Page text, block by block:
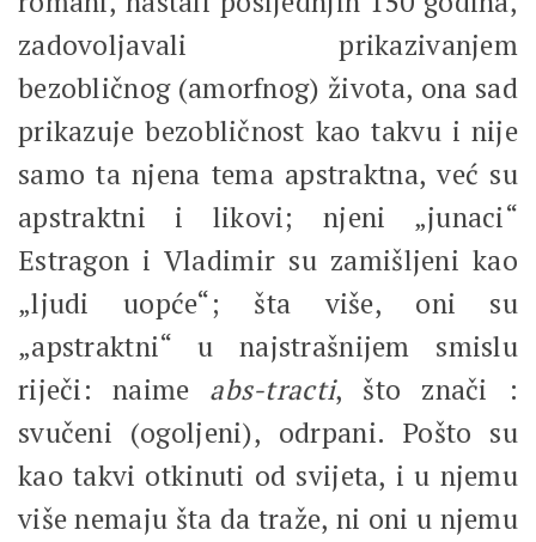
zadovoljavali prikazivanjem
bezobličnog (amorfnog) života, ona sad
prikazuje bezobličnost kao takvu i nije
samo ta njena tema apstraktna, već su
apstraktni i likovi; njeni „junaci“
Estragon i Vladimir su zamišljeni kao
„ljudi uopće“; šta više, oni su
„apstraktni“ u najstrašnijem smislu
riječi: naime abs-tracti, što znači :
svučeni (ogoljeni), odrpani. Pošto su
kao takvi otkinuti od svijeta, i u njemu
više nemaju šta da traže, ni oni u njemu